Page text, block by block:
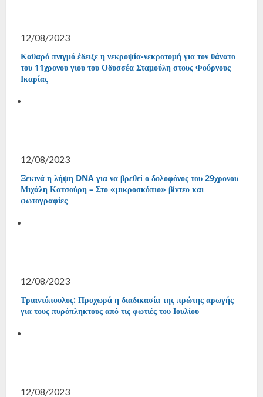
12/08/2023
Καθαρό πνιγμό έδειξε η νεκροψία-νεκροτομή για τον θάνατο
του 11χρονου γιου του Οδυσσέα Σταμούλη στους Φούρνους
Ικαρίας
12/08/2023
Ξεκινά η λήψη DNA για να βρεθεί ο δολοφόνος του 29χρονου
Μιχάλη Κατσούρη – Στο «μικροσκόπιο» βίντεο και
φωτογραφίες
12/08/2023
Τριαντόπουλος: Προχωρά η διαδικασία της πρώτης αρωγής
για τους πυρόπληκτους από τις φωτιές του Ιουλίου
12/08/2023